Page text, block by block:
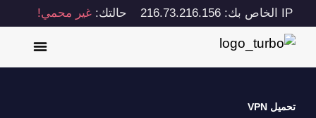
IP الخاص بك: 216.73.216.156 حالتك:غير محمي!
تحميل VPN